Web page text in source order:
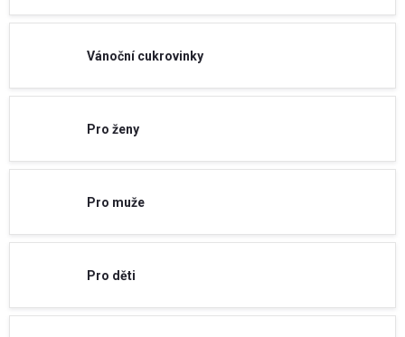
Vánoční cukrovinky
Pro ženy
Pro muže
Pro děti